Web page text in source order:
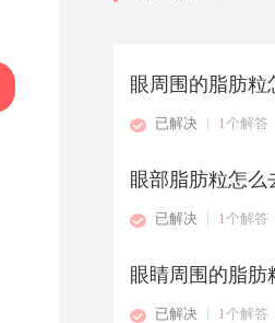
眼周围的脂肪粒
已解决 | 1个解答
眼部脂肪粒怎么
已解决 | 1个解答
眼睛周围的脂肪
已解决 | 1个解答